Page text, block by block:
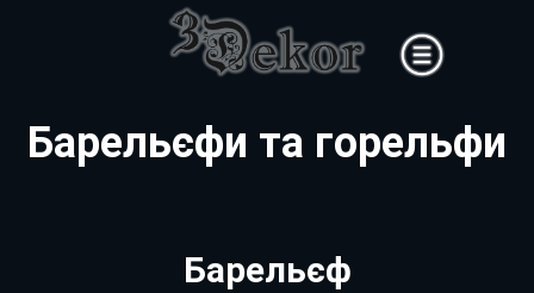
Художні роботи
Барельєфи та горельфи
Барельєф